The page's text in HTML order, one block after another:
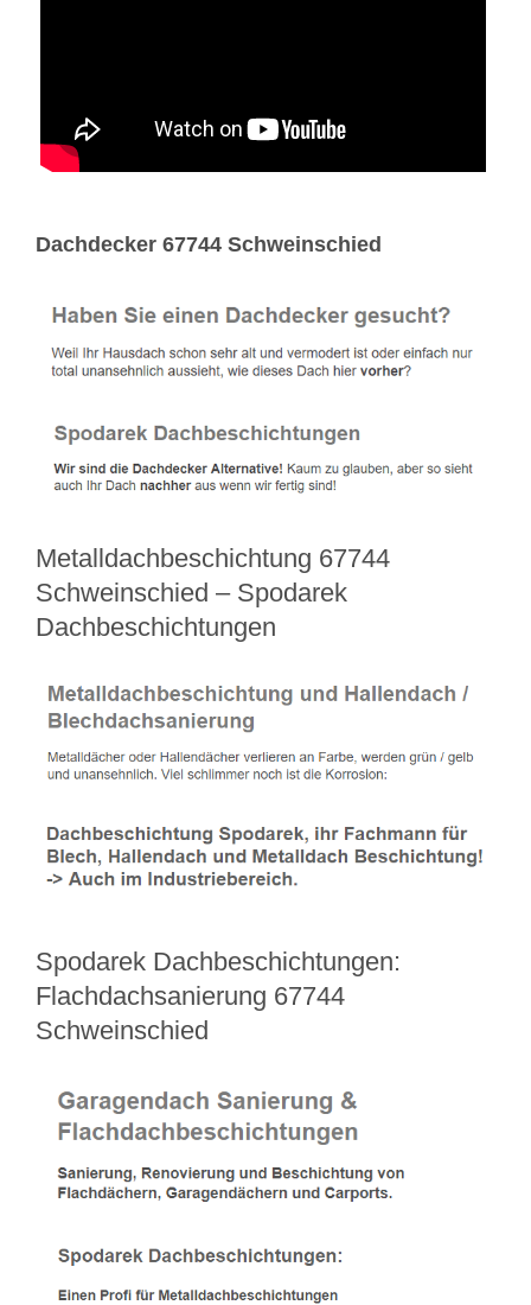
Dachdecker 67744 Schweinschied
Metalldachbeschichtung 67744
Schweinschied – Spodarek
Dachbeschichtungen
Spodarek Dachbeschichtungen:
Flachdachsanierung 67744
Schweinschied